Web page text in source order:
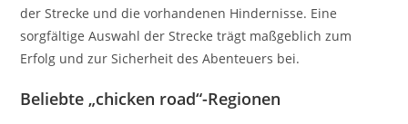
der Strecke und die vorhandenen Hindernisse. Eine
sorgfältige Auswahl der Strecke trägt maßgeblich zum
Erfolg und zur Sicherheit des Abenteuers bei.
Beliebte „chicken road“-Regionen